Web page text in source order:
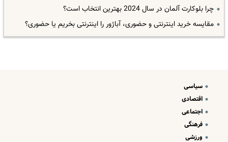
چرا بلوکارت آلمان در سال 2024 بهترین انتخاب است؟
مقایسه خرید اینترنتی و حضوری، آباژور را اینترنتی بخریم یا حضوری؟
سیاسی
اقتصادی
اجتماعی
فرهنگی
ورزشی